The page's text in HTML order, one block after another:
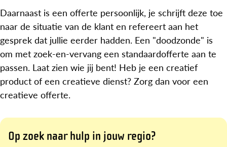
Daarnaast is een offerte persoonlijk, je schrijft deze toe
naar de situatie van de klant en refereert aan het
gesprek dat jullie eerder hadden. Een "doodzonde" is
om met zoek-en-vervang een standaardofferte aan te
passen. Laat zien wie jij bent! Heb je een creatief
product of een creatieve dienst? Zorg dan voor een
creatieve offerte.
Op zoek naar hulp in jouw regio?